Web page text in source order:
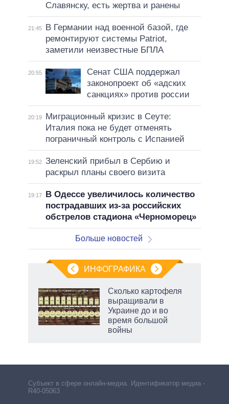
Славянску, есть жертва и ранены
21:45
В Германии над военной базой, где
ремонтируют системы Patriot,
заметили неизвестные БПЛА
20:55
Сенат США поддержал
законопроект об «адских
санкциях» против россии
20:19
Миграционный кризис в Сеуте:
Италия пока не будет отменять
пограничный контроль с Испанией
19:52 Зеленский прибыл в Сербию и
раскрыл планы своего визита
19:17
В Одессе увеличилось количество
пострадавших из-за российских
обстрелов стадиона «Черноморец»
Больше новостей
ИНФОГРАФИКА
Сколько картофеля
выращивали в
Украине до и во
время большой
войны
Субъект в сфере онлайн-медиа. Идентификатор медиа –
R40-05063